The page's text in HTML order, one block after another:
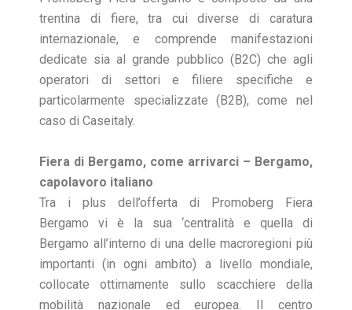
trentina di fiere, tra cui diverse di caratura
internazionale, e comprende manifestazioni
dedicate sia al grande pubblico (B2C) che agli
operatori di settori e filiere specifiche e
particolarmente specializzate (B2B), come nel
caso di Caseitaly.
Fiera di Bergamo, come arrivarci – Bergamo,
capolavoro italiano
Tra i plus dell’offerta di Promoberg Fiera
Bergamo vi è la sua ‘centralità e quella di
Bergamo all’interno di una delle macroregioni più
importanti (in ogni ambito) a livello mondiale,
collocate ottimamente sullo scacchiere della
mobilità nazionale ed europea. Il centro